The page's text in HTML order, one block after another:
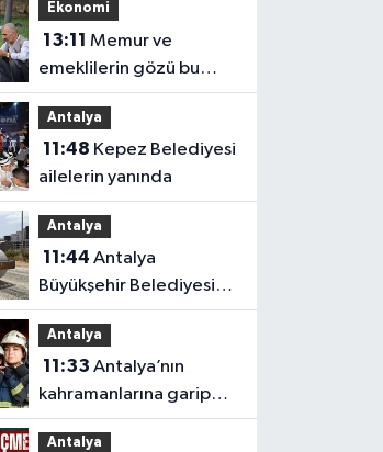
Ekonomi
13:11
emeklilerin gözü bu
kararda
Antalya
11:48
ailelerin yanında
Antalya
11:44
Büyükşehir Belediyesi
düğmeye bastı
Antalya’da eş zamanlı
çalışma yapıldı
Antalya
11:33
kahramanlarına garip
sorular
Antalya